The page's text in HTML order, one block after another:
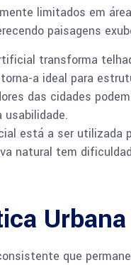
limitados em
paisagens
transforma
a ideal para
das cidades
está a ser utilizada
natural tem
Urbana
que